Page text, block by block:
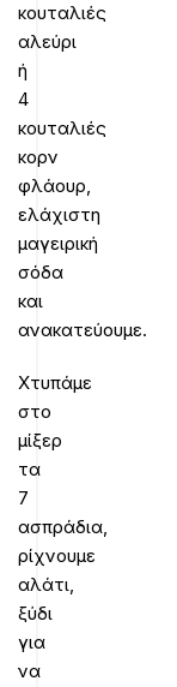
κουταλιές
αλεύρι
ή
4
κουταλιές
κορν
φλάουρ,
ελάχιστη
μαγειρική
σόδα
και
ανακατεύουμε.
Χτυπάμε
στο
μίξερ
τα
7
ασπράδια,
ρίχνουμε
αλάτι,
ξύδι
για
να